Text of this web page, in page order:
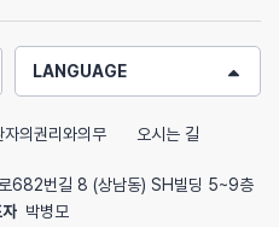
LANGUAGE
자의권리와의무 오시는 길
682번길 8 (상남동) SH빌딩 5~9층
박병모